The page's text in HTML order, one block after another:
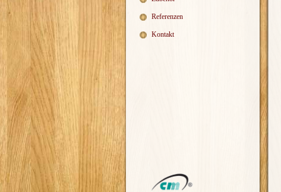
Referenzen
Kontakt